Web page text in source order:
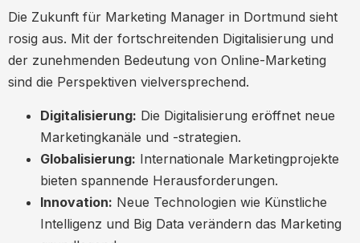
Die Zukunft für Marketing Manager in Dortmund sieht
rosig aus. Mit der fortschreitenden Digitalisierung und
der zunehmenden Bedeutung von Online-Marketing
sind die Perspektiven vielversprechend.
Digitalisierung: Die Digitalisierung eröffnet neue
Marketingkanäle und -strategien.
Globalisierung: Internationale Marketingprojekte
bieten spannende Herausforderungen.
Innovation: Neue Technologien wie Künstliche
Intelligenz und Big Data verändern das Marketing